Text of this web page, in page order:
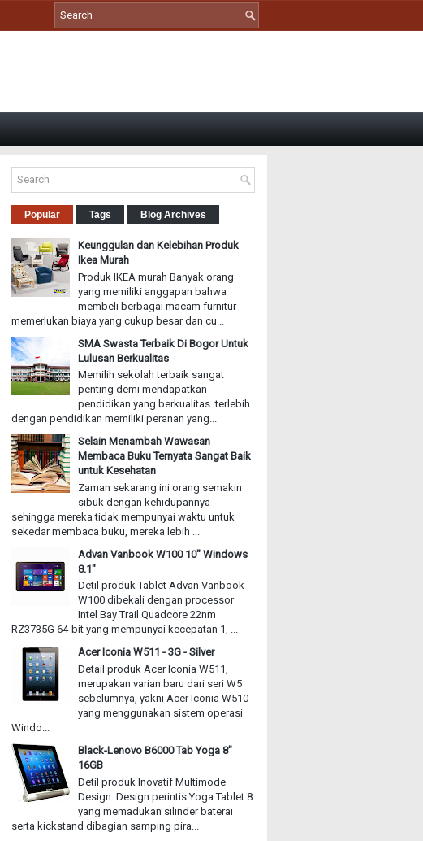
Popular Tags Blog Archives
Keunggulan dan Kelebihan Produk
Ikea Murah
Produk IKEA murah Banyak orang
yang memiliki anggapan bahwa
membeli berbagai macam furnitur
memerlukan biaya yang cukup besar dan cu...
SMA Swasta Terbaik Di Bogor Untuk
Lulusan Berkualitas
Memilih sekolah terbaik sangat
penting demi mendapatkan
pendidikan yang berkualitas. terlebih
dengan pendidikan memiliki peranan yang...
Selain Menambah Wawasan
Membaca Buku Ternyata Sangat Baik
untuk Kesehatan
Zaman sekarang ini orang semakin
sibuk dengan kehidupannya
sehingga mereka tidak mempunyai waktu untuk
sekedar membaca buku, mereka lebih ...
Advan Vanbook W100 10" Windows
8.1"
Detil produk Tablet Advan Vanbook
W100 dibekali dengan processor
Intel Bay Trail Quadcore 22nm
RZ3735G 64-bit yang mempunyai kecepatan 1, ...
Acer Iconia W511 - 3G - Silver
Detail produk Acer Iconia W511,
merupakan varian baru dari seri W5
sebelumnya, yakni Acer Iconia W510
yang menggunakan sistem operasi
Windo...
Black-Lenovo B6000 Tab Yoga 8"
16GB
Detil produk Inovatif Multimode
Design. Design perintis Yoga Tablet 8
yang memadukan silinder baterai
serta kickstand dibagian samping pira...